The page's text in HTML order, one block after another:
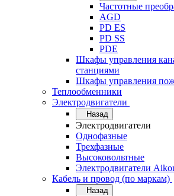
Частотные
AGD
PD ES
PD SS
PDE
Шкафы управления
станциями
Шкафы управления
Теплообменники
Электродвигатели
Назад
Электродвигатели
Однофазные
Трехфазные
Высоковольтные
Электродвигатели
Кабель и провод (по маркам)
Назад